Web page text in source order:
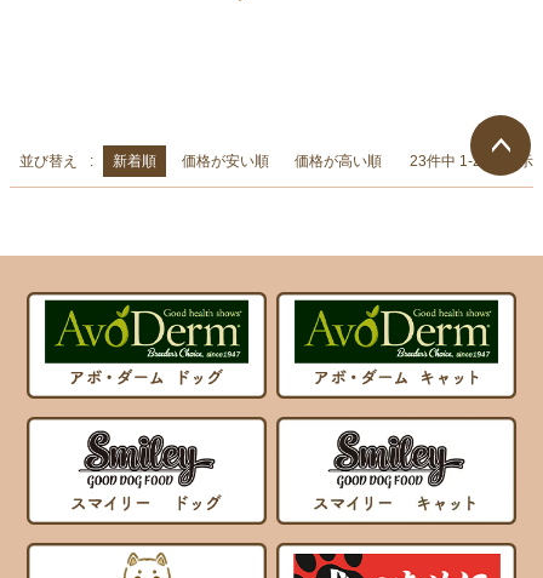
並び替え 新着順 価格が安い順 価格が高い順 23件中 1-23 件表示
ページ